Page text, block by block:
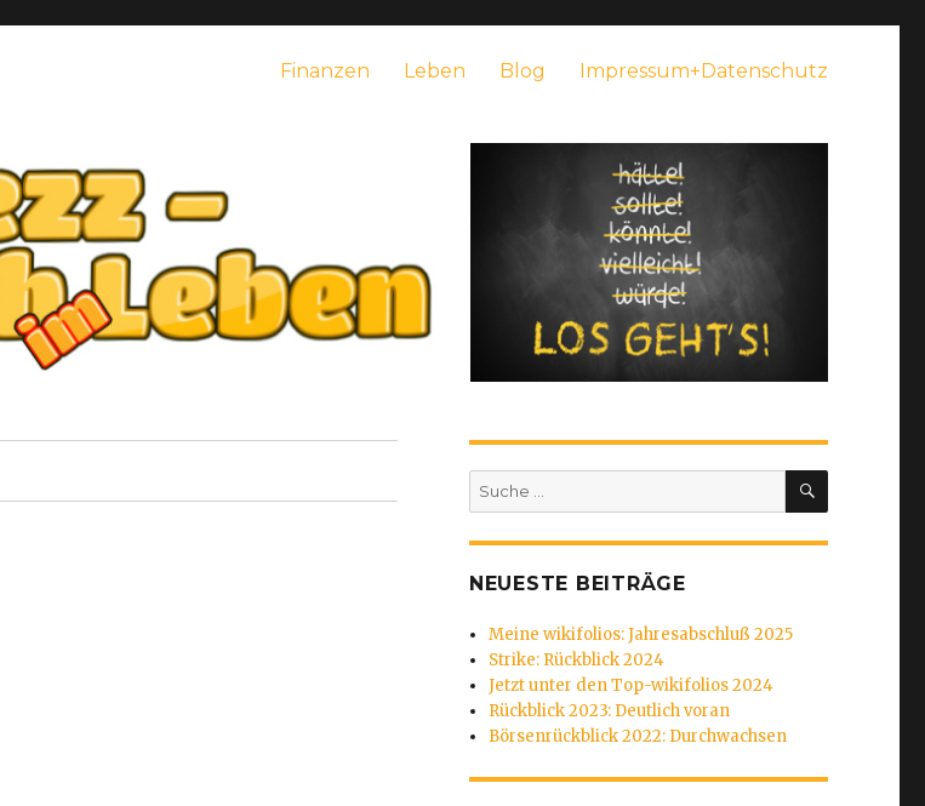
Finanzen Leben Blog Impressum+Datenschutz
Suche
nach:
SUCHEN
NEUESTE BEITRÄGE
Meine wikifolios: Jahresabschluß 2025
Strike: Rückblick 2024
Jetzt unter den Top-wikifolios 2024
Rückblick 2023: Deutlich voran
Börsenrückblick 2022: Durchwachsen